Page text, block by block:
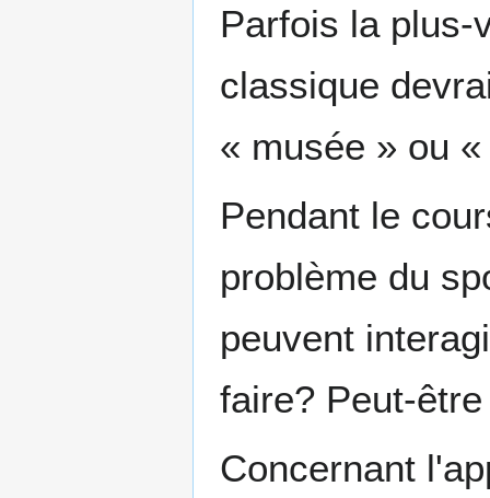
Parfois la plus-
classique
« musée » ou
Pendant le
problème du
peuvent
faire? Peut-
Concernant